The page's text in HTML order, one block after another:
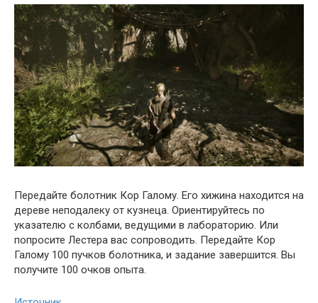
Передайте болотник Кор Галому. Его хижина находится на
дереве неподалеку от кузнеца. Ориентируйтесь по
указателю с колбами, ведущими в лабораторию. Или
попросите Лестера вас сопроводить. Передайте Кор
Галому 100 пучков болотника, и задание завершится. Вы
получите 100 очков опыта.